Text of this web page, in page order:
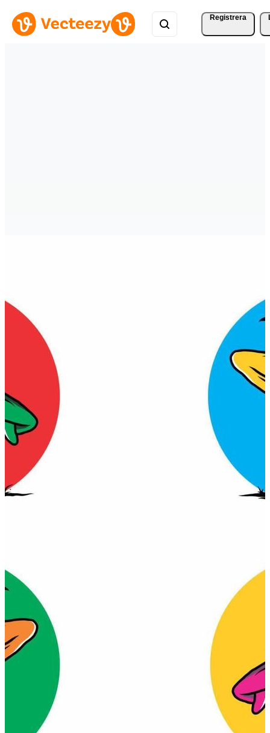
Registrera